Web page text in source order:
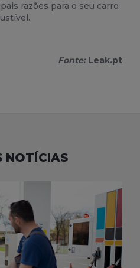
razões para o seu carro
Fonte:Leak.pt
NOTÍCIAS